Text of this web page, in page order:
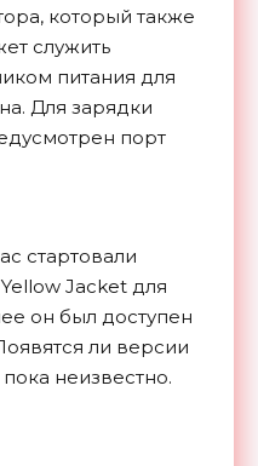
который также
служить
питания для
Для зарядки
порт
стартовали
Jacket для
он был доступен
ли версии
неизвестно.